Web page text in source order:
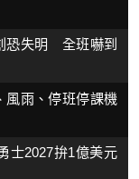
恐失明 全班嚇到
風雨、停班停課機
士2027拚1億美元